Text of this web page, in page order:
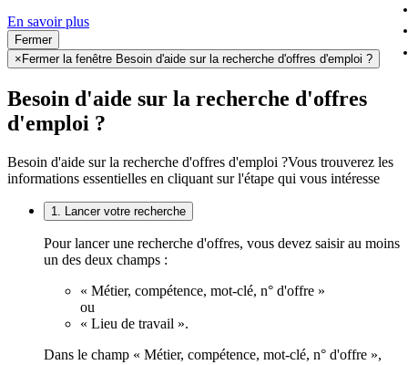
En savoir plus
Fermer
× Fermer la fenêtre Besoin d'aide sur la recherche d'offres d'emploi ?
Besoin d'aide sur la recherche d'offres
d'emploi ?
Besoin d'aide sur la recherche d'offres d'emploi ?Vous trouverez les
informations essentielles en cliquant sur l'étape qui vous intéresse
1. Lancer votre recherche
Pour lancer une recherche d'offres, vous devez saisir au moins
un des deux champs :
« Métier, compétence, mot-clé, n° d'offre »
ou
« Lieu de travail ».
Dans le champ « Métier, compétence, mot-clé, n° d'offre »,